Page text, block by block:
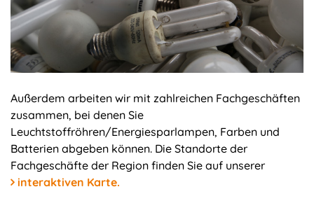
Außerdem arbeiten wir mit zahlreichen Fachgeschäften
zusammen, bei denen Sie
Leuchtstoffröhren/Energiesparlampen, Farben und
Batterien abgeben können. Die Standorte der
Fachgeschäfte der Region finden Sie auf unserer
interaktiven Karte.